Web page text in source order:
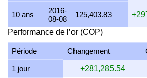
16 juillet 2026 12,417,309.40
15 juillet 2026 12,689,810.50
14 juillet 2026 12,795,429.27
13 juillet 2026 12,500,108.20
10 ans
2016-
08-08
125,403.83
Performance de l’or (COP)
Période Changement
1 jour +281,285.54